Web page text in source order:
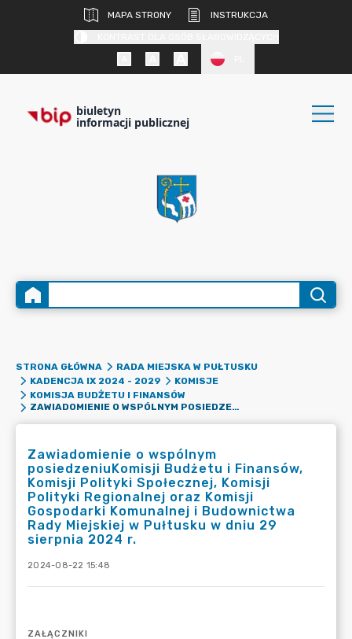
MAPA STRONY
INSTRUKCJA
biuletyn
informacji publicznej
STRONA GŁÓWNA
RADA MIEJSKA W PUŁTUSKU
KADENCJA IX 2024 - 2029
KOMISJE
KOMISJA BUDŻETU I FINANSÓW
ZAWIADOMIENIE O WSPÓLNYM POSIEDZENIUKOMISJI BUDŻETU I FINANSÓW, KOMISJI POLITYKI SPOŁECZNEJ, KOMISJI POLITYKI REGIONALNEJ ORAZ KOMISJI GOSPODARKI KOMUNALNEJ I BUDOWNICTWA RADY MIEJSKIEJ W PUŁTUSKU W DNIU 29 SIERPNIA 2024 R.
Zawiadomienie o wspólnym
posiedzeniuKomisji Budżetu i Finansów,
Komisji Polityki Społecznej, Komisji
Polityki Regionalnej oraz Komisji
Gospodarki Komunalnej i Budownictwa
Rady Miejskiej w Pułtusku w dniu 29
sierpnia 2024 r.
2024-08-22 15:48
ZAŁĄCZNIKI